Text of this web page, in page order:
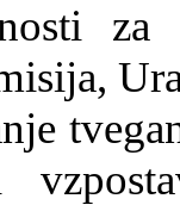
za